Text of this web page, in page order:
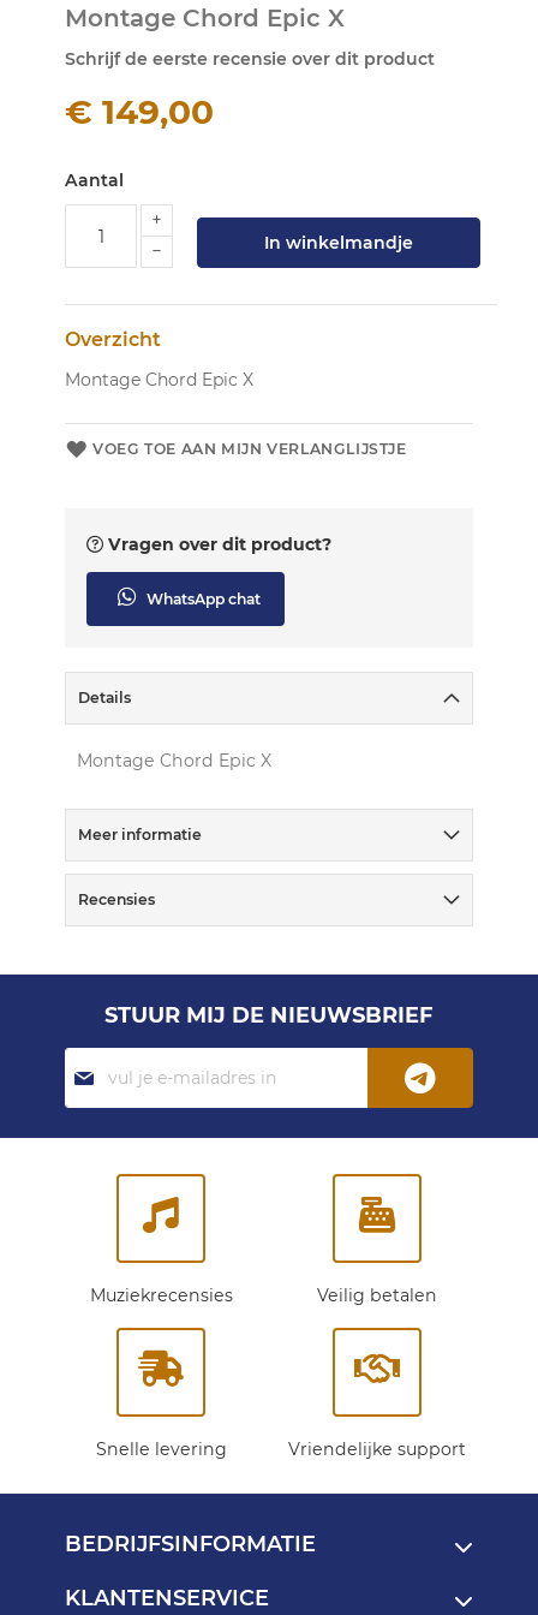
Montage Chord Epic X
Schrijf de eerste recensie over dit product
€ 149,00
Aantal
In winkelmandje
Overzicht
Montage Chord Epic X
VOEG TOE AAN MIJN VERLANGLIJSTJE
Vragen over dit product?
WhatsApp chat
naar
begin
de
Details
Montage Chord Epic X
Meer informatie
Recensies
STUUR MIJ DE NIEUWSBRIEF
Abonneer
je
op
Muziekrecensies Veilig betalen
Snelle levering Vriendelijke support
BEDRIJFSINFORMATIE
KLANTENSERVICE